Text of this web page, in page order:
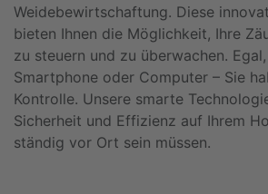
Weidebewirtschaftung. Diese
bieten Ihnen die Möglichkeit, Ihre
zu steuern und zu überwachen.
Smartphone oder Computer – Sie
Kontrolle. Unsere smarte
Sicherheit und Effizienz auf Ihrem
ständig vor Ort sein müssen.